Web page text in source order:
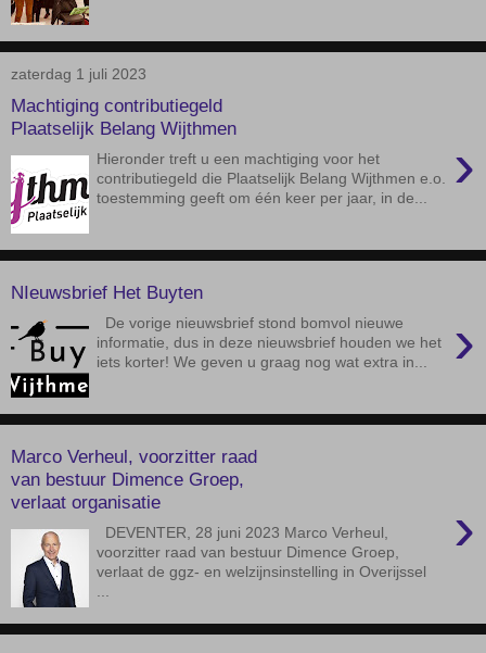
zaterdag 1 juli 2023
Machtiging contributiegeld
Plaatselijk Belang Wijthmen
›
Hieronder treft u een machtiging voor het
contributiegeld die Plaatselijk Belang Wijthmen e.o.
toestemming geeft om één keer per jaar, in de...
NIeuwsbrief Het Buyten
›
De vorige nieuwsbrief stond bomvol nieuwe
informatie, dus in deze nieuwsbrief houden we het
iets korter! We geven u graag nog wat extra in...
Marco Verheul, voorzitter raad
van bestuur Dimence Groep,
verlaat organisatie
›
DEVENTER, 28 juni 2023 Marco Verheul,
voorzitter raad van bestuur Dimence Groep,
verlaat de ggz- en welzijnsinstelling in Overijssel
...